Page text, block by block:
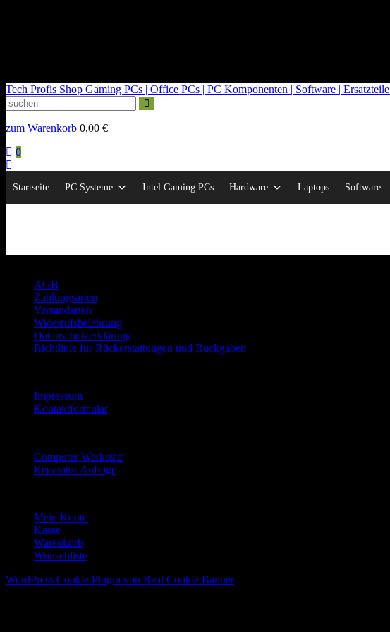
Tech Profis Shop Gaming PCs | Office PCs | PC Komponenten | Software | Ersatzteile
zum Warenkorb 0,00 €
0
Startseite PC Systeme Intel Gaming PCs Hardware Laptops Software
AGB
Zahlungsarten
Versandarten
Widerrufsbelehrung
Datenschutzerklärung
Richtlinie für Rückerstattungen und Rückgaben
Impressum
Kontaktformular
Computer Werkstatt
Reparatur Anfrage
Mein Konto
Kasse
Warenkorb
Wunschliste
WordPress Cookie Plugin von Real Cookie Banner